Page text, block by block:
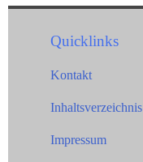
Quicklinks
Kontakt
Inhaltsverzeichnis
Impressum